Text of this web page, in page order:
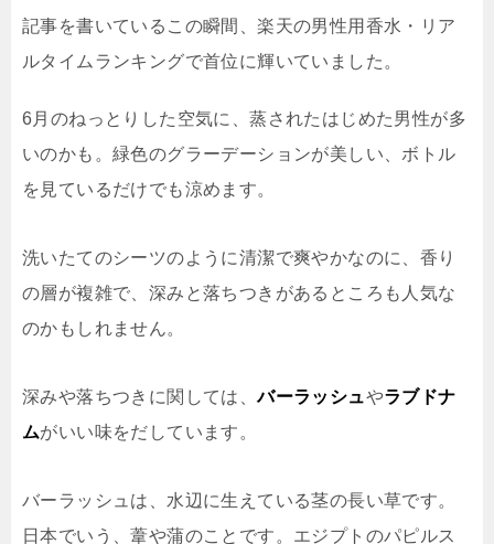
記事を書いているこの瞬間、楽天の男性用香水・リア
ルタイムランキングで首位に輝いていました。
6月のねっとりした空気に、蒸されたはじめた男性が多
いのかも。緑色のグラーデーションが美しい、ボトル
を見ているだけでも涼めます。
洗いたてのシーツのように清潔で爽やかなのに、香り
の層が複雑で、深みと落ちつきがあるところも人気な
のかもしれません。
深みや落ちつきに関しては、バーラッシュやラブドナ
ムがいい味をだしています。
バーラッシュは、水辺に生えている茎の長い草です。
日本でいう、葦や蒲のことです。エジプトのパピルス